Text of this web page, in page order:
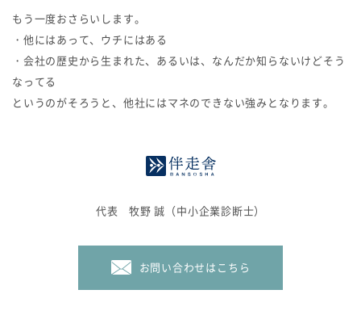
もう一度おさらいします。
・他にはあって、ウチにはある
・会社の歴史から生まれた、あるいは、なんだか知らないけどそう
なってる
というのがそろうと、他社にはマネのできない強みとなります。
代表 牧野 誠（中小企業診断士）
お問い合わせはこちら